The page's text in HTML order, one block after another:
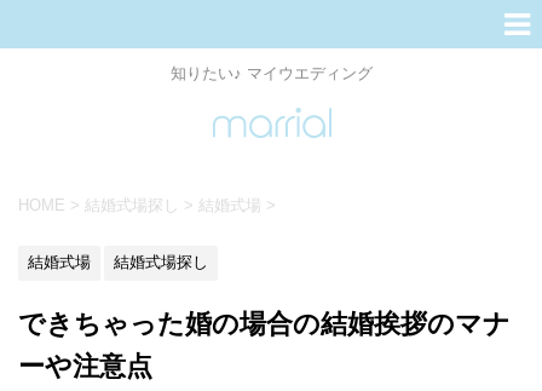
知りたい♪ マイウエディング
HOME > 結婚式場探し > 結婚式場 >
結婚式場 結婚式場探し
できちゃった婚の場合の結婚挨拶のマナ
ーや注意点